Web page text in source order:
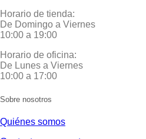
Horario de tienda:
De Domingo a Viernes
10:00 a 19:00
Horario de oficina:
De Lunes a Viernes
10:00 a 17:00
Sobre nosotros
Quiénes somos